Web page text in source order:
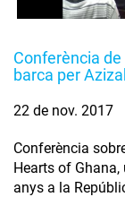
Conferència
barca per
22 de nov. 2017
Conferència
Hearts of
anys a la